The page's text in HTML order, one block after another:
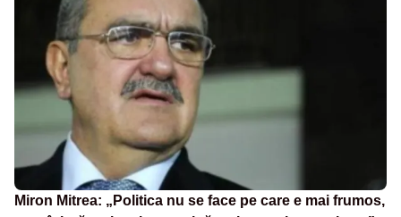
Miron Mitrea: „Politica nu se face pe care e mai frumos,